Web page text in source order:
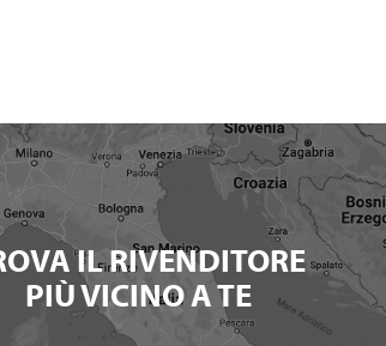
IL RIVENDITORE
PIÙ VICINO A TE